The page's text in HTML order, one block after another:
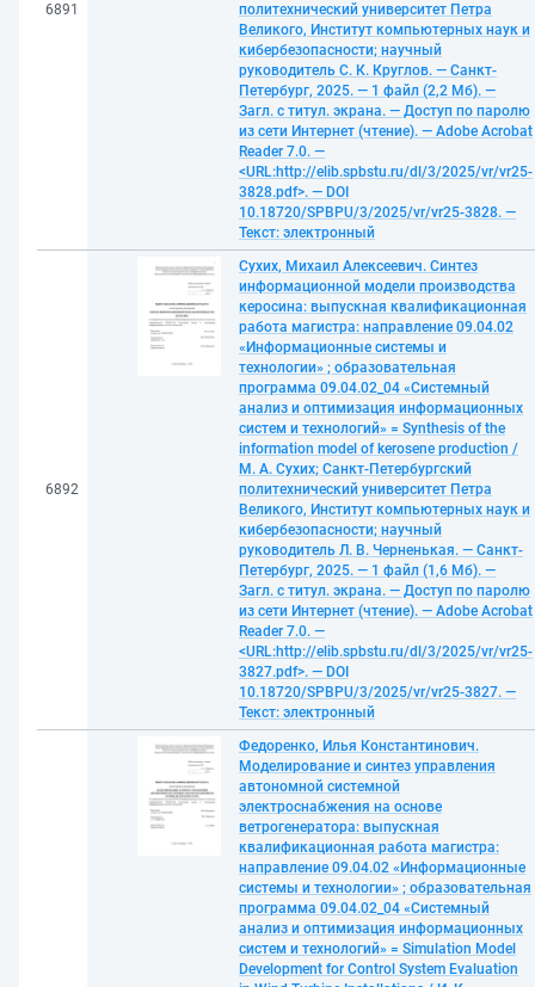
6891
политехнический университет Петра
Великого, Институт компьютерных наук и
кибербезопасности; научный
руководитель С. К. Круглов. — Санкт-
Петербург, 2025. — 1 файл (2,2 Мб). —
Загл. с титул. экрана. — Доступ по паролю
из сети Интернет (чтение). — Adobe Acrobat
Reader 7.0. —
<URL:http://elib.spbstu.ru/dl/3/2025/vr/vr25-
3828.pdf>. — DOI
10.18720/SPBPU/3/2025/vr/vr25-3828. —
Текст: электронный
6892
Сухих, Михаил Алексеевич. Синтез
информационной модели производства
керосина: выпускная квалификационная
работа магистра: направление 09.04.02
«Информационные системы и
технологии» ; образовательная
программа 09.04.02_04 «Системный
анализ и оптимизация информационных
систем и технологий» = Synthesis of the
information model of kerosene production /
М. А. Сухих; Санкт-Петербургский
политехнический университет Петра
Великого, Институт компьютерных наук и
кибербезопасности; научный
руководитель Л. В. Черненькая. — Санкт-
Петербург, 2025. — 1 файл (1,6 Мб). —
Загл. с титул. экрана. — Доступ по паролю
из сети Интернет (чтение). — Adobe Acrobat
Reader 7.0. —
<URL:http://elib.spbstu.ru/dl/3/2025/vr/vr25-
3827.pdf>. — DOI
10.18720/SPBPU/3/2025/vr/vr25-3827. —
Текст: электронный
Федоренко, Илья Константинович.
Моделирование и синтез управления
автономной системной
электроснабжения на основе
ветрогенератора: выпускная
квалификационная работа магистра:
направление 09.04.02 «Информационные
системы и технологии» ; образовательная
программа 09.04.02_04 «Системный
анализ и оптимизация информационных
систем и технологий» = Simulation Model
Development for Control System Evaluation